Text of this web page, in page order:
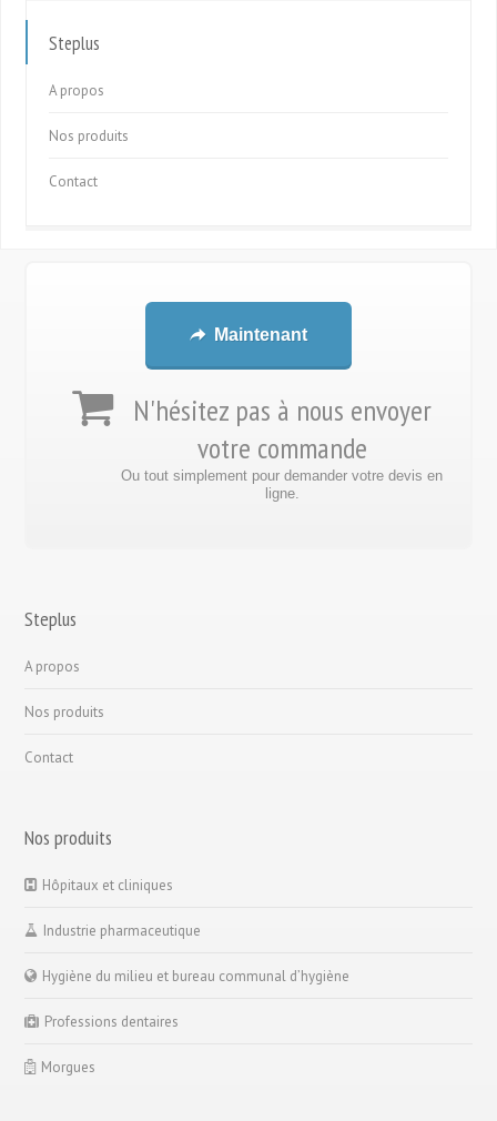
Steplus
A propos
Nos produits
Contact
Maintenant
N'hésitez pas à nous envoyer
votre commande
Ou tout simplement pour demander votre devis en
ligne.
Steplus
A propos
Nos produits
Contact
Nos produits
Hôpitaux et cliniques
Industrie pharmaceutique
Hygiène du milieu et bureau communal d’hygiène
Professions dentaires
Morgues